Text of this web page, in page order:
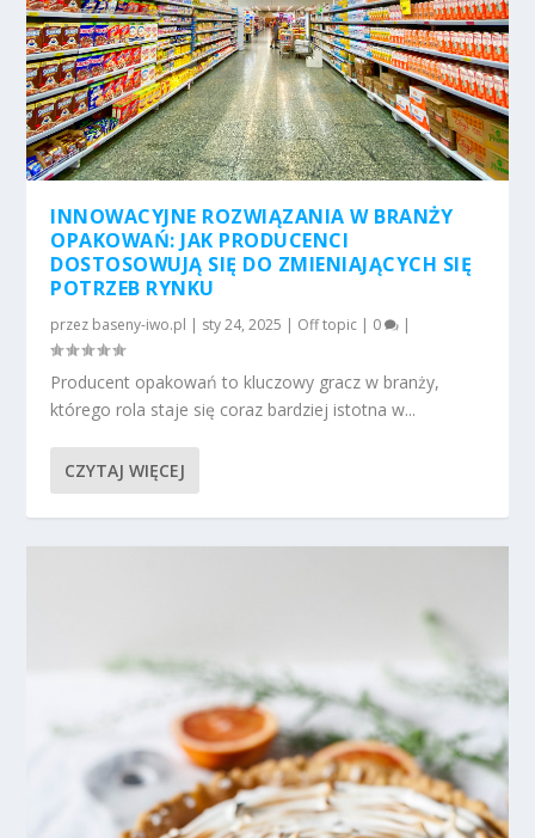
INNOWACYJNE ROZWIĄZANIA W BRANŻY
OPAKOWAŃ: JAK PRODUCENCI
DOSTOSOWUJĄ SIĘ DO ZMIENIAJĄCYCH SIĘ
POTRZEB RYNKU
przez baseny-iwo.pl | sty 24, 2025 | Off topic | 0 |
Producent opakowań to kluczowy gracz w branży,
którego rola staje się coraz bardziej istotna w...
CZYTAJ WIĘCEJ